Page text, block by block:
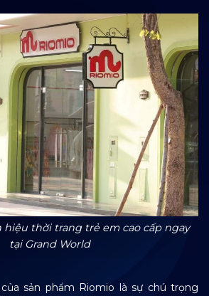
thời trang trẻ em cao cấp ngay
tại Grand World
sản phẩm Riomio là sự chú trọng